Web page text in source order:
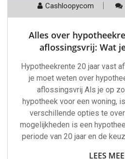
Cashloopycom
Alles over
aflossingsvrij: Wat
Hypotheekrente 20 jaar vast
je moet weten over
aflossingsvrij Als je op
hypotheek voor een woning,
verschillende opties te
mogelijkheden is een
periode van 20 jaar en de
LEES